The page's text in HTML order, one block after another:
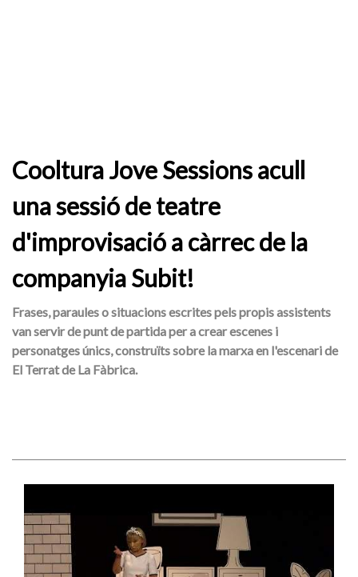
Cooltura Jove Sessions acull
una sessió de teatre
d'improvisació a càrrec de la
companyia Subit!
Frases, paraules o situacions escrites pels propis assistents
van servir de punt de partida per a crear escenes i
personatges únics, construïts sobre la marxa en l'escenari de
El Terrat de La Fàbrica.